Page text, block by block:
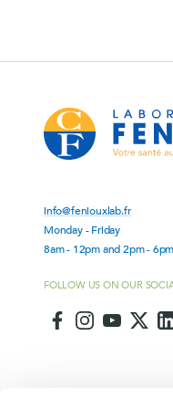
info@feniouxlab.fr
Monday - Friday
8am - 12pm and 2pm - 6pm
FOLLOW US ON OUR